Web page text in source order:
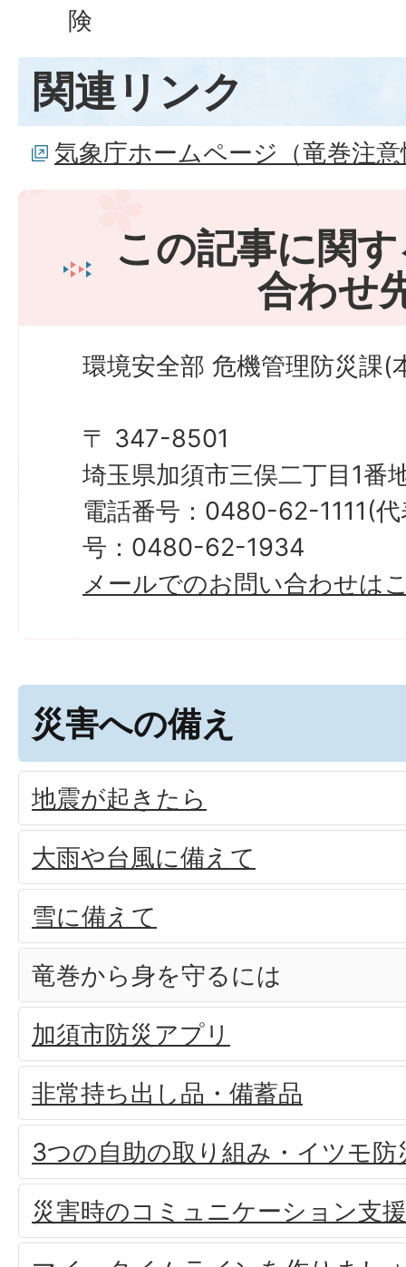
険
関連リンク
気象庁ホームページ（竜巻注
この記事に関
合わせ
環境安全部 危機管理防災課(
〒 347-8501
埼玉県加須市三俣二丁目1番
電話番号：0480-62-1111(
号：0480-62-1934
メールでのお問い合わせは
災害への備え
地震が起きたら
大雨や台風に備えて
雪に備えて
竜巻から身を守るには
加須市防災アプリ
非常持ち出し品・備蓄品
3つの自助の取り組み・イツモ防
災害時のコミュニケーション支